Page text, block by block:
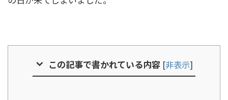
この記事で書かれている内容 [非表示]